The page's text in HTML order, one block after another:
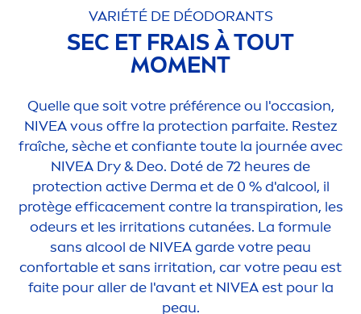
VARIÉTÉ DE DÉODORANTS
SEC ET FRAIS À TOUT
MOMENT
Quelle que soit votre préférence ou l'occasion,
NIVEAvous offre la protection parfaite. Restez
fraîche, sèche et confiante toute la journée avec
NIVEA Dry & Deo. Doté de 72 heures de
protection activeDerma et de 0 % d'alcool, il
protège efficacement contre la transpiration, les
odeurs et les irritations cutanées. La formule
sans alcool de NIVEAgarde votre peau
confortable et sans irritation, car votre peau est
faite pour aller de l'avant et NIVEAest pour la
peau.